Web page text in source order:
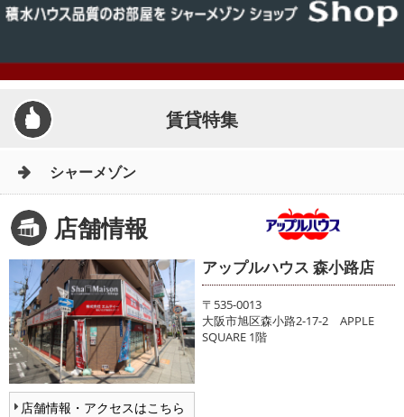
賃貸特集
シャーメゾン
店舗情報
店舗情報・アクセスはこちら
アップルハウス 森小路店
〒535-0013
大阪市旭区森小路2-17-2 APPLE
SQUARE 1階